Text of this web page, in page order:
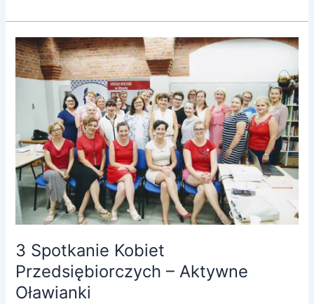
3 Spotkanie Kobiet
Przedsiębiorczych – Aktywne
Oławianki
3
Spotkanie
Kobiet
Przedsiębiorczych
Aktywne
Oławianki